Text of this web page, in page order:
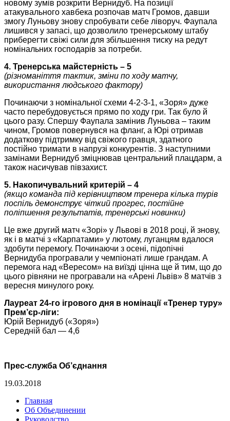
новому зумів розкрити Вернидуб. На позиції
атакувального хавбека розпочав матч Громов, давши
змогу Луньову знову спробувати себе ліворуч. Фаупала
лишився у запасі, що дозволило тренерському штабу
приберегти свіжі сили для збільшення тиску на редут
номінальних господарів за потреби.
4. Тренерська майстерність – 5
(різноманіття тактик, зміни по ходу матчу,
використання людського фактору)
Починаючи з номінальної схеми 4-2-3-1, «Зоря» дуже
часто перебудовується прямо по ходу гри. Так було й
цього разу. Спершу Фаупала замінив Луньова – таким
чином, Громов повернувся на фланг, а Юрі отримав
додаткову підтримку від свіжого гравця, здатного
постійно тримати в напрузі конкурентів. З наступними
замінами Вернидуб зміцнював центральний плацдарм, а
також насичував півзахист.
5. Накопичувальний критерій – 4
(якщо команда під керівництвом тренера кілька турів
поспіль демонструє чіткий прогрес, постійне
поліпшення результатів, тренерські новинки)
Це вже другий матч «Зорі» у Львові в 2018 році, й знову,
як і в матчі з «Карпатами» у лютому, луганцям вдалося
здобути перемогу. Починаючи з осені, підопічні
Вернидуба програвали у чемпіонаті лише грандам. А
перемога над «Вересом» на виїзді цінна ще й тим, що до
цього рівняни не програвали на «Арені Львів» 8 матчів з
вересня минулого року.
Лауреат 24-го ігрового дня в номінації «Тренер туру»
Прем’єр-ліги:
Юрій Вернидуб («Зоря»)
Середній бал — 4,6
Прес-служба Об’єднання
19.03.2018
Главная
Об Объединении
Руководство